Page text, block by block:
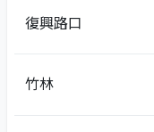
復興路口
竹林